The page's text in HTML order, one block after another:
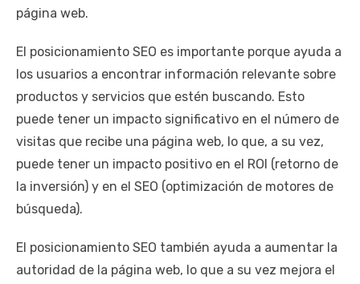
página web.
El posicionamiento SEO es importante porque ayuda a
los usuarios a encontrar información relevante sobre
productos y servicios que estén buscando. Esto
puede tener un impacto significativo en el número de
visitas que recibe una página web, lo que, a su vez,
puede tener un impacto positivo en el ROI (retorno de
la inversión) y en el SEO (optimización de motores de
búsqueda).
El posicionamiento SEO también ayuda a aumentar la
autoridad de la página web, lo que a su vez mejora el